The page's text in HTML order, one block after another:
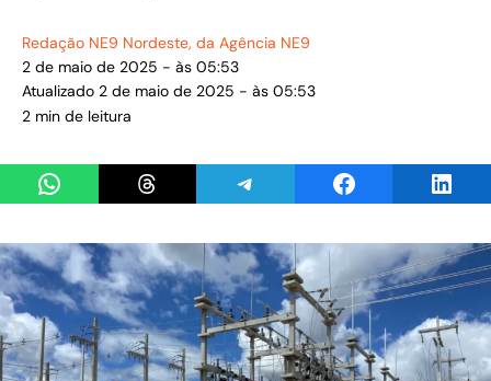
Redação NE9 Nordeste, da Agência NE9
2 de maio de 2025 - às 05:53
Atualizado 2 de maio de 2025 - às 05:53
2 min de leitura
Share on WhatsAppShare on ThreadsShare on TelegramShare on Facebook